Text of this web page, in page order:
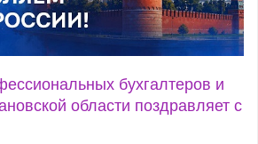
бухгалтеров и
области поздравляет с